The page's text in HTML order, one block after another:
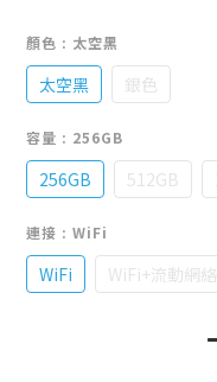
顏色 : 太空黑
太空黑 銀色
容量 : 256GB
256GB 512GB
連接 : WiFi
WiFi WiFi+流動網絡